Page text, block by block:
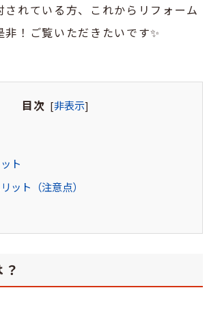
されている方、これからリフォーム
！ご覧いただきたいです✨
目次 [非表示]
ト
ット（注意点）